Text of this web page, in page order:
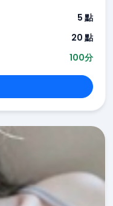
5 點
20 點
100分